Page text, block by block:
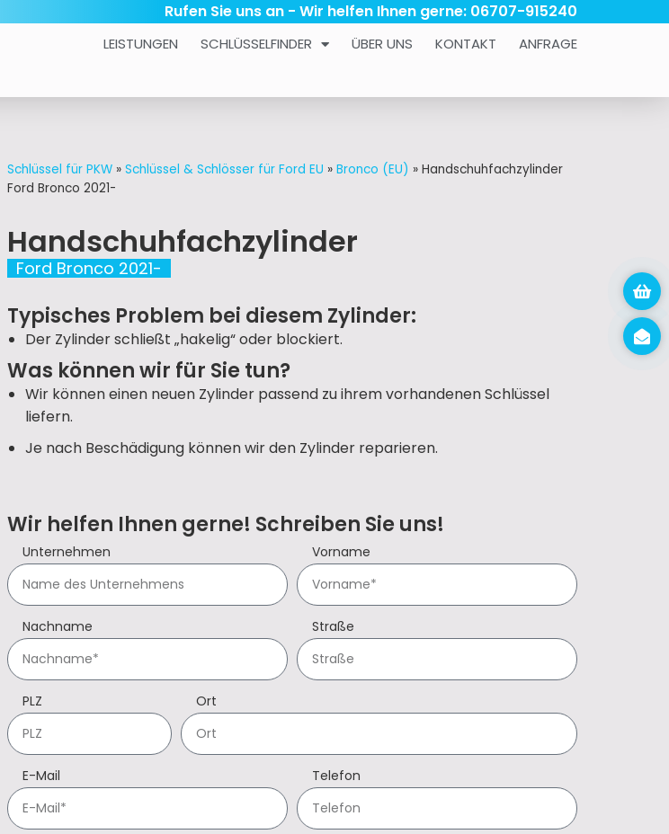
Rufen Sie uns an - Wir helfen Ihnen gerne: 06707-915240
LEISTUNGEN SCHLÜSSELFINDER ÜBER UNS KONTAKT ANFRAGE
Schlüssel für PKW » Schlüssel & Schlösser für Ford EU » Bronco (EU) » Handschuhfachzylinder
Ford Bronco 2021-
Handschuhfachzylinder
Ford Bronco 2021-
Typisches Problem bei diesem Zylinder:
Der Zylinder schließt „hakelig“ oder blockiert.
Was können wir für Sie tun?
Wir können einen neuen Zylinder passend zu ihrem vorhandenen Schlüssel
liefern.
Je nach Beschädigung können wir den Zylinder reparieren.
Wir helfen Ihnen gerne! Schreiben Sie uns!
Unternehmen Vorname
Nachname Straße
PLZ Ort
E-Mail Telefon